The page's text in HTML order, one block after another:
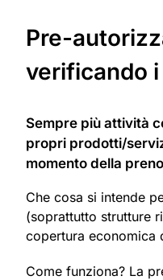
Pre-
verificando
Sempre più attività
propri prodotti/
momento della
Che cosa si intende
(soprattutto strutture
copertura economica
Come funziona? La